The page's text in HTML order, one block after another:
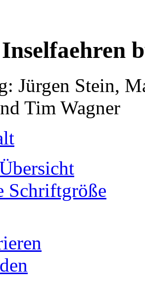
Jürgen Stein,
Tim Wagner
Schriftgröße